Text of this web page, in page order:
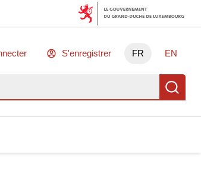
S'enregistrer FR EN